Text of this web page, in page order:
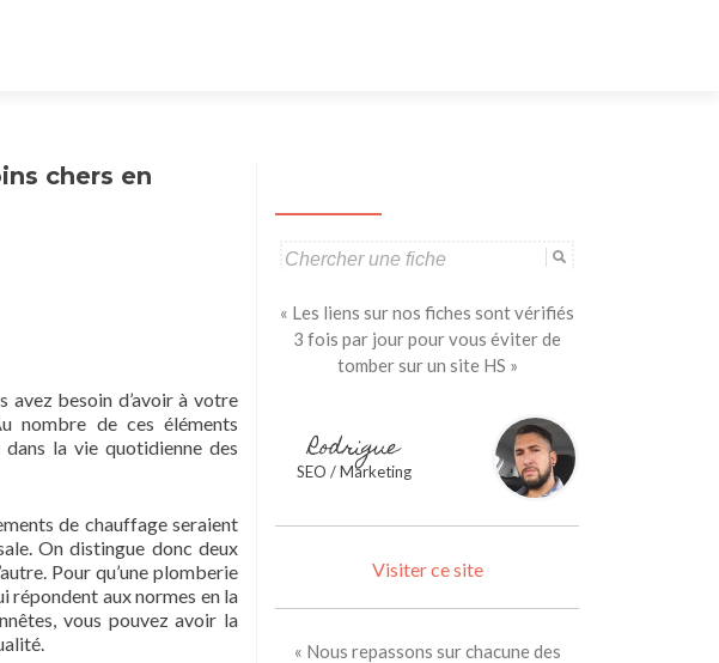
chers en
avez besoin d’avoir à votre
nombre de ces éléments
la vie quotidienne des
de chauffage seraient
On distingue donc deux
Pour qu’une plomberie
répondent aux normes en la
vous pouvez avoir la
Search
« Les liens sur nos fiches sont vérifiés
3 fois par jour pour vous éviter de
tomber sur un site HS »
Rodrigue
SEO / Marketing
Visiter ce site
« Nous repassons sur chacune des